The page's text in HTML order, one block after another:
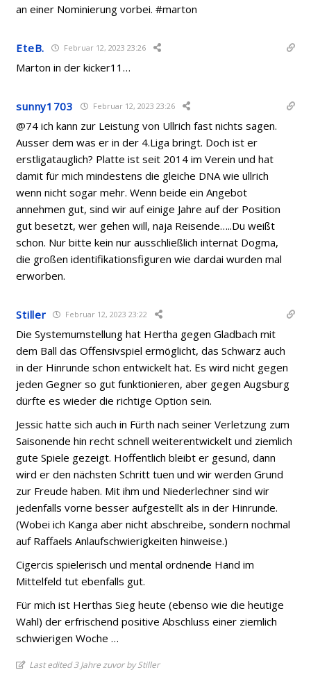
an einer Nominierung vorbei. #marton
EteB. Februar 12, 2023 23:26
Marton in der kicker11…
sunny1703 Februar 12, 2023 23:26
@74 ich kann zur Leistung von Ullrich fast nichts sagen.
Ausser dem was er in der 4.Liga bringt. Doch ist er
erstligatauglich? Platte ist seit 2014 im Verein und hat
damit für mich mindestens die gleiche DNA wie ullrich
wenn nicht sogar mehr. Wenn beide ein Angebot
annehmen gut, sind wir auf einige Jahre auf der Position
gut besetzt, wer gehen will, naja Reisende…..Du weißt
schon. Nur bitte kein nur ausschließlich internat Dogma,
die großen identifikationsfiguren wie dardai wurden mal
erworben.
Stiller Februar 12, 2023 23:22
Die Systemumstellung hat Hertha gegen Gladbach mit
dem Ball das Offensivspiel ermöglicht, das Schwarz auch
in der Hinrunde schon entwickelt hat. Es wird nicht gegen
jeden Gegner so gut funktionieren, aber gegen Augsburg
dürfte es wieder die richtige Option sein.
Jessic hatte sich auch in Fürth nach seiner Verletzung zum
Saisonende hin recht schnell weiterentwickelt und ziemlich
gute Spiele gezeigt. Hoffentlich bleibt er gesund, dann
wird er den nächsten Schritt tuen und wir werden Grund
zur Freude haben. Mit ihm und Niederlechner sind wir
jedenfalls vorne besser aufgestellt als in der Hinrunde.
(Wobei ich Kanga aber nicht abschreibe, sondern nochmal
auf Raffaels Anlaufschwierigkeiten hinweise.)
Cigercis spielerisch und mental ordnende Hand im
Mittelfeld tut ebenfalls gut.
Für mich ist Herthas Sieg heute (ebenso wie die heutige
Wahl) der erfrischend positive Abschluss einer ziemlich
schwierigen Woche …
Last edited 3 Jahre zuvor by Stiller